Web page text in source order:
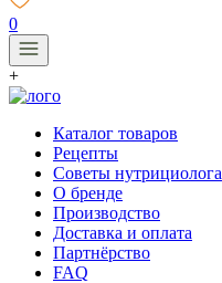
0
+
Каталог товаров
Рецепты
Советы нутрициолога
О бренде
Производство
Доставка и оплата
Партнёрство
FAQ